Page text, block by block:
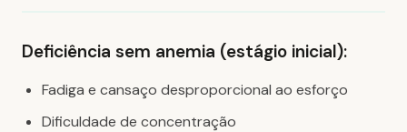
Deficiência sem anemia (estágio inicial):
Fadiga e cansaço desproporcional ao esforço
Dificuldade de concentração